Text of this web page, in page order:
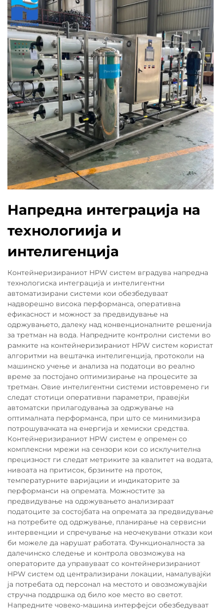
Напредна интеграција на
технологиија и
интелигенција
Контейнеризираниот HPW систем вградува напредна
технологиска интеграција и интелигентни
автоматизирани системи кои обезбедуваат
надворешно висока перформанса, оперативна
ефикасност и можност за предвидување на
одржувањето, далеку над конвенционалните решенија
за третман на вода. Напредните контролни системи во
рамките на контейнеризираниот HPW систем користат
алгоритми на вештачка интелигенција, протоколи на
машинско учење и анализа на податоци во реално
време за постојано оптимизирање на процесите за
третман. Овие интелигентни системи истовремено ги
следат стотици оперативни параметри, правејќи
автоматски прилагодувања за одржување на
оптималната перформанса, при што се минимизира
потрошувачката на енергија и хемиски средства.
Контейнеризираниот HPW систем е опремен со
комплексни мрежи на сензори кои со исклучителна
прецизност ги следат метриките за квалитет на водата,
нивоата на притисок, брзините на проток,
температурните варијации и индикаторите за
перформанси на опремата. Можностите за
предвидување на одржувањето анализираат
податоците за состојбата на опремата за предвидување
на потребите од одржување, планирање на сервисни
интервенции и спречување на неочекувани откази кои
би можеле да нарушат работата. Функционалноста за
далечинско следење и контрола овозможува на
операторите да управуваат со контейнеризираниот
HPW систем од централизирани локации, намалувајќи
ја потребата од персонал на местото и овозможувајќи
стручна поддршка од било кое место во светот.
Напредните човеко-машина интерфејси обезбедуваат